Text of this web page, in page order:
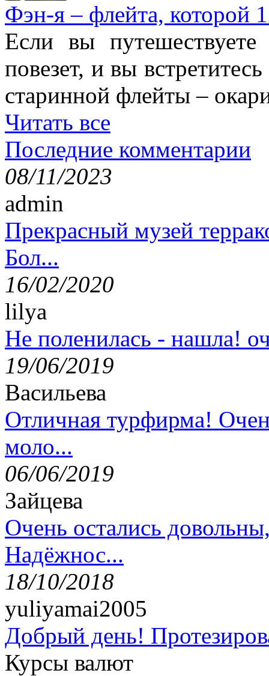
Фэн-я – флейта, которой
Если вы
повезет, и вы
старинной флейты –
Читать все
Последние комментарии
08/11/2023
admin
Прекрасный музей
Бол...
16/02/2020
lilya
Не поленилась - нашла!
19/06/2019
Васильева
Отличная турфирма!
моло...
06/06/2019
Зайцева
Очень остались
Надёжнос...
18/10/2018
yuliyamai2005
Добрый день!
Курсы валют